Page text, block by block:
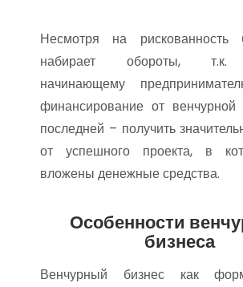
Несмотря на рискованность
набирает обороты, т.к.
начинающему
финансирование от
последней – получить
от успешного проекта, в
вложены денежные средства.
Особенности
бизнеса
Венчурный бизнес как